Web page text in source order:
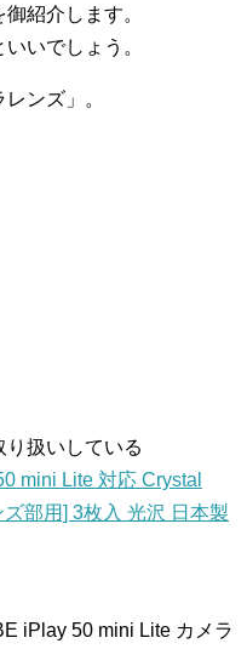
紹介します。
いでしょう。
ンズ」。
扱いしている
mini Lite 対応 Crystal
部用] 3枚入 光沢 日本製
iPlay 50 mini Lite カメラ